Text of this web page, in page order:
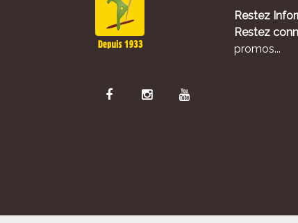
Restez
Restez
promos...